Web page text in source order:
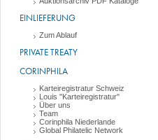
EINLIEFERUNG
Zum Ablauf
PRIVATE TREATY
CORINPHILA
Karteiregistratur Schweiz
Louis "Karteiregistratur"
Über uns
Team
Corinphila Niederlande
Global Philatelic Network